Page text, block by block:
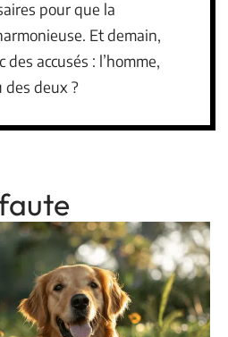
pour que la
Et demain,
accusés : l’homme,
des deux ?